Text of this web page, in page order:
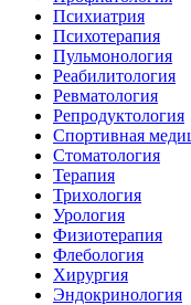
Психиатрия
Психотерапия
Пульмонология
Реабилитология
Ревматология
Репродуктология
Спортивная
Стоматология
Терапия
Трихология
Урология
Физиотерапия
Флебология
Хирургия
Эндокринология